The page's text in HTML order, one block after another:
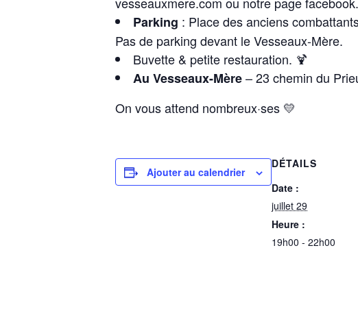
Parking : Place des anciens
Pas de parking devant le Vesseaux-Mère.
Buvette & petite restauration. 🍹
Au Vesseaux-Mère– 23 chemin du
On vous attend nombreux·ses 💛
Ajouter au calendrier
DÉTAILS
Date :
juillet 29
Heure :
19h00 - 22h00